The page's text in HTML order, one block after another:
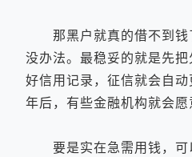
那黑户就真的借不到钱
没办法。最稳妥的就是先
好信用记录，征信就会自
年后，有些金融机构就会愿
要是实在急需用钱，可